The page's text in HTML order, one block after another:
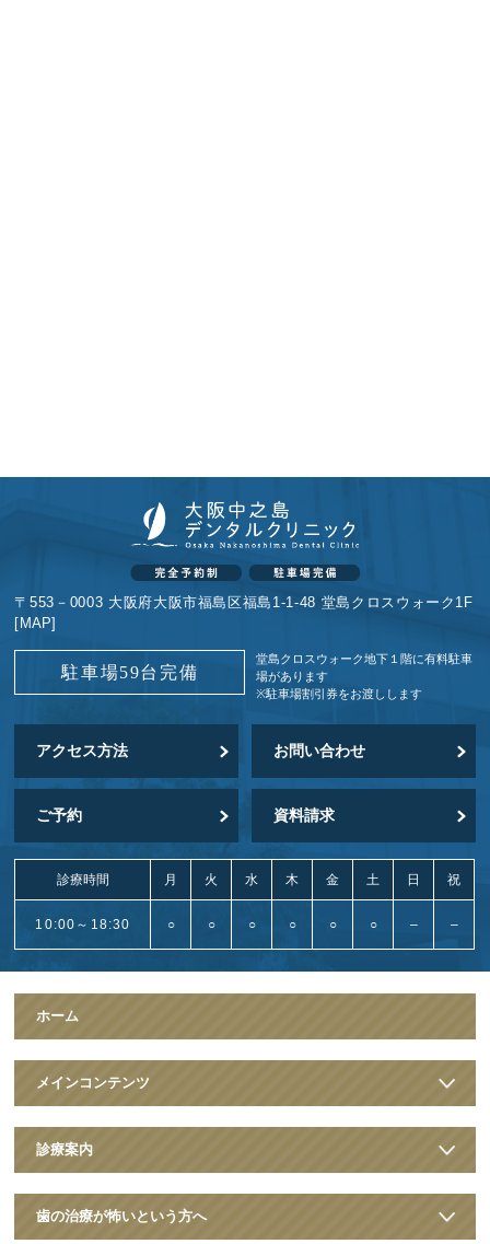
〒553－0003 大阪府大阪市福島区福島1-1-48 堂島クロスウォーク1F
[MAP]
駐車場59台完備
堂島クロスウォーク地下１階に有料駐車
場があります
※駐車場割引券をお渡しします
アクセス方法 お問い合わせ
ご予約 資料請求
診療時間 月 火 水 木 金 土 日 祝
10:00～18:30 ○ ○ ○ ○ ○ ○ – –
ホーム
メインコンテンツ
診療案内
歯の治療が怖いという方へ